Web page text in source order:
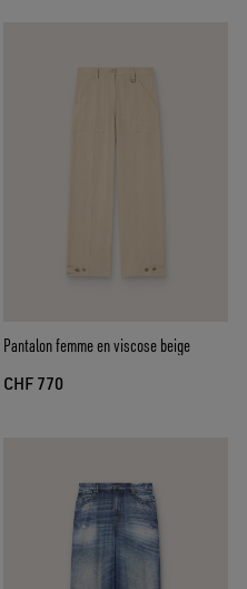
Pantalon femme en viscose beige
CHF 770